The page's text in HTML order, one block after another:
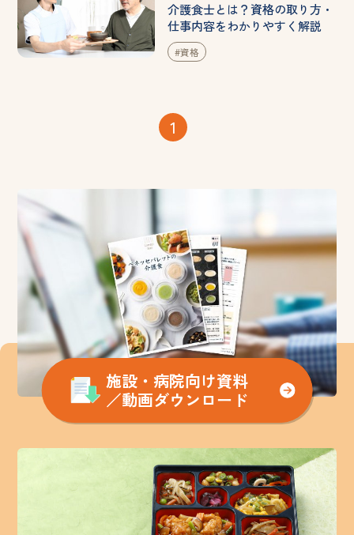
介護食士とは？資格の取り方・
仕事内容をわかりやすく解説
#資格
1
施設・病院向け資料
／動画ダウンロード